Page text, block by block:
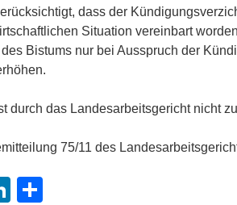
dass der
Situation vereinbart
Bistums nur bei Ausspruch der
durch das Landesarbeitsgericht nicht
75/11 des
LinkedIn